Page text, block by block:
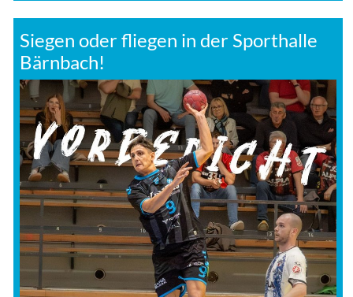
Siegen oder fliegen in der Sporthalle
Bärnbach!